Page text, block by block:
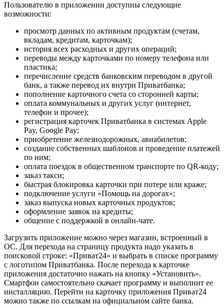
Пользователю в приложении доступны следующие
возможности:
просмотр данных по активным продуктам (счетам,
вкладам, кредитам, карточкам);
история всех расходных и других операций;
переводы между карточками по номеру телефона или
пластика;
перечисление средств банковским переводом в другой
банк, а также перевод их внутри Приватбанка;
пополнение карточного счета со сторонней карты;
оплата коммунальных и других услуг (интернет,
телефон и прочее);
регистрация карточек Приватбанка в системах Apple
Pay, Google Pay;
приобретение железнодорожных, авиабилетов;
создание собственных шаблонов и проведение платежей
по ним;
оплата поездок в общественном транспорте по QR-коду;
заказ такси;
быстрая блокировка карточки при потере или краже;
подключение услуги «Помощь на дорогах»;
заказ выпуска новых карточных продуктов;
оформление заявок на кредиты;
общение с поддержкой в онлайн-чате.
Загрузить приложение можно через магазин, встроенный в
ОС. Для перехода на страницу продукта надо указать в
поисковой строке: «Приват24» и выбрать в списке программу
с логотипом Приватбанка. После перехода к карточке
приложения достаточно нажать на кнопку «Установить».
Смартфон самостоятельно скачает программу и выполнит ее
инсталляцию. Перейти на карточку приложения Приват24
можно также по ссылкам на официальном сайте банка.